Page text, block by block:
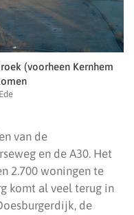
(voorheen Kernhem
van de
en de A30. Het
2.700 woningen te
komt al veel terug in
de